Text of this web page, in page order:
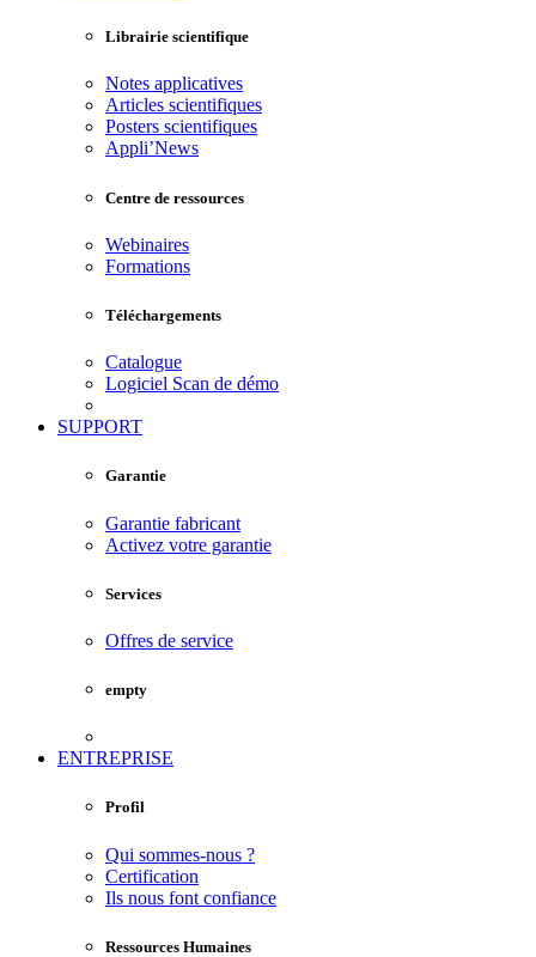
Librairie scientifique
Notes applicatives
Articles scientifiques
Posters scientifiques
Appli’News
Centre de ressources
Webinaires
Formations
Téléchargements
Catalogue
Logiciel Scan de démo
SUPPORT
Garantie
Garantie fabricant
Activez votre garantie
Services
Offres de service
empty
ENTREPRISE
Profil
Qui sommes-nous ?
Certification
Ils nous font confiance
Ressources Humaines